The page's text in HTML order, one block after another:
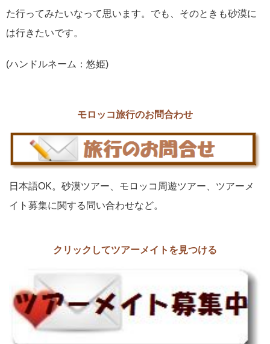
た行ってみたいなって思います。でも、そのときも砂漠に
は行きたいです。
(ハンドルネーム：悠姫)
モロッコ旅行のお問合わせ
日本語OK。砂漠ツアー、モロッコ周遊ツアー、ツアーメ
イト募集に関する問い合わせなど。
クリックしてツアーメイトを見つける